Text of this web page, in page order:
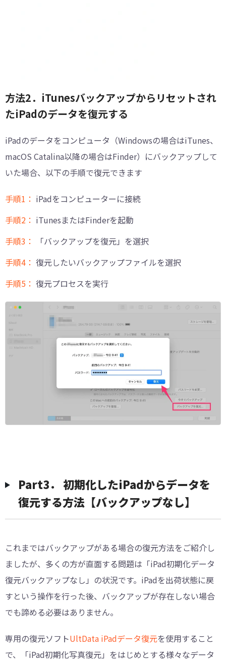
方法2．iTunesバックアップからリセットされ
たiPadのデータを復元する
iPadのデータをコンピュータ（Windowsの場合はiTunes、
macOS Catalina以降の場合はFinder）にバックアップして
いた場合、以下の手順で復元できます
手順1： iPadをコンピューターに接続
手順2： iTunesまたはFinderを起動
手順3：
「バックアップを復元」を選択
手順4： 復元したいバックアップファイルを選択
手順5： 復元プロセスを実行
Part3． 初期化したiPadからデータを
復元する方法【バックアップなし】
これまではバックアップがある場合の復元方法をご紹介し
ましたが、多くの方が直面する問題は「iPad初期化データ
復元バックアップなし」の状況です。iPadを出荷状態に戻
すという操作を行った後、バックアップが存在しない場合
でも諦める必要はありません。
専用の復元ソフトUltData iPadデータ復元を使用すること
で、「iPad初期化写真復元」をはじめとする様々なデータ